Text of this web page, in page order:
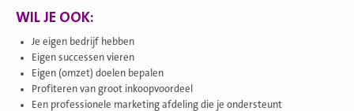
WIL JE OOK:
Je eigen bedrijf hebben
Eigen successen vieren
Eigen (omzet) doelen bepalen
Profiteren van groot inkoopvoordeel
Een professionele marketing afdeling die je ondersteunt